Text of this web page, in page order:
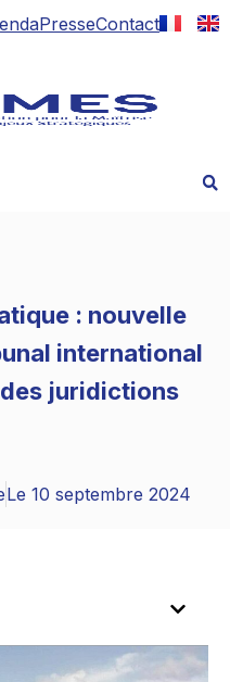
PresseContact
: nouvelle
international
juridictions
Le 10 septembre 2024